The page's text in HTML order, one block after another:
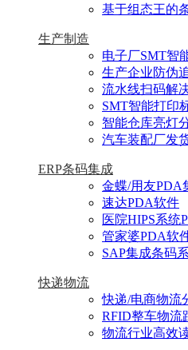
基于组态王的
生产制造
电子厂SMT智
生产企业防伪
流水线扫码解
SMT智能打印
智能仓库亮灯
汽车装配厂发
ERP条码集成
金蝶/用友PDA
速达PDA软件
医院HIPS系统
管家婆PDA软
SAP集成条码
快递物流
快递/电商物流
RFID整车物流
物流行业高效